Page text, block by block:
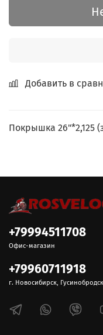
Добавить в
Покрышка 26"*2,125
+79994511708
Офис-магазин
+79960711918
г. Новосибирск,